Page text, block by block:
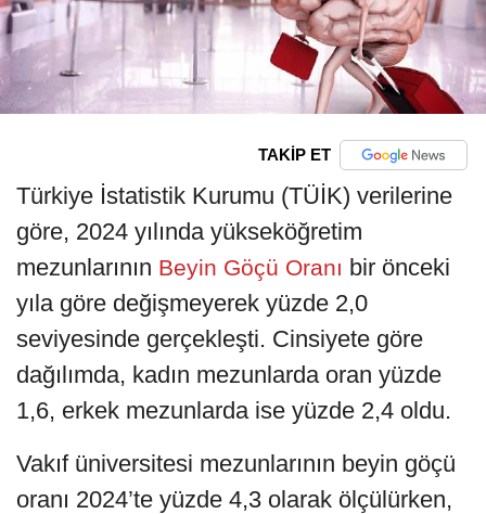
TAKİP ET
Türkiye İstatistik Kurumu (TÜİK) verilerine
göre, 2024 yılında yükseköğretim
mezunlarının Beyin Göçü Oranı bir önceki
yıla göre değişmeyerek yüzde 2,0
seviyesinde gerçekleşti. Cinsiyete göre
dağılımda, kadın mezunlarda oran yüzde
1,6, erkek mezunlarda ise yüzde 2,4 oldu.
Vakıf üniversitesi mezunlarının beyin göçü
oranı 2024’te yüzde 4,3 olarak ölçülürken,